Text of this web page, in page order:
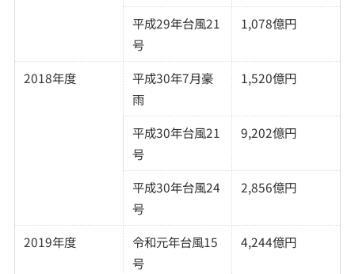
平成29年台風21
号
1,078億円
2018年度
平成30年7月豪
雨
1,520億円
平成30年台風21
号
9,202億円
平成30年台風24
号
2,856億円
2019年度
令和元年台風15
号
4,244億円